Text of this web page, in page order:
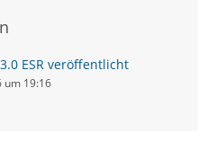
ESR veröffentlicht
um 19:16